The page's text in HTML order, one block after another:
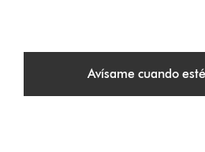
Avísame cuando